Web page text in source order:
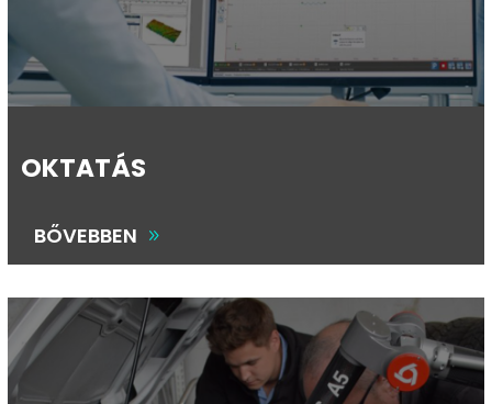
OKTATÁS
BŐVEBBEN